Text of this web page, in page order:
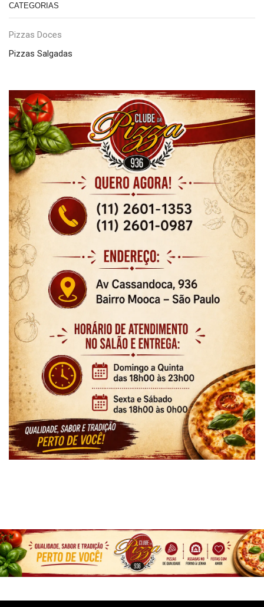
CATEGORIAS
Pizzas Doces
Pizzas Salgadas